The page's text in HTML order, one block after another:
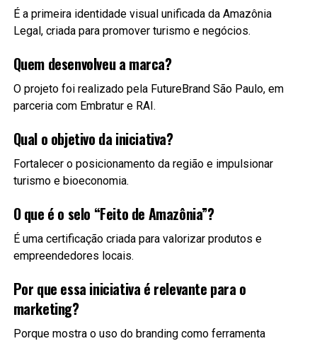
É a primeira identidade visual unificada da Amazônia
Legal, criada para promover turismo e negócios.
Quem desenvolveu a marca?
O projeto foi realizado pela FutureBrand São Paulo, em
parceria com Embratur e RAI.
Qual o objetivo da iniciativa?
Fortalecer o posicionamento da região e impulsionar
turismo e bioeconomia.
O que é o selo “Feito de Amazônia”?
É uma certificação criada para valorizar produtos e
empreendedores locais.
Por que essa iniciativa é relevante para o
marketing?
Porque mostra o uso do branding como ferramenta